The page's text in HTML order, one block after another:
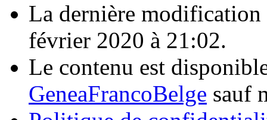
La dernière modification
février 2020 à 21:02.
Le contenu est
GeneaFrancoBelge sauf